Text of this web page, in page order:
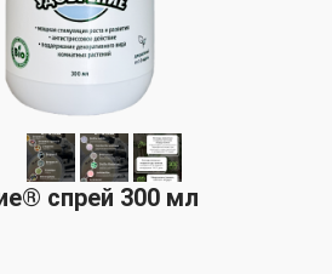
спрей 300 мл